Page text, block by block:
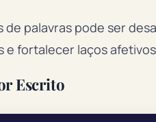
palavras pode ser
e fortalecer laços
Escrito